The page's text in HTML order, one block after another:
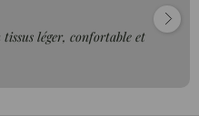
tissus léger, confortable et